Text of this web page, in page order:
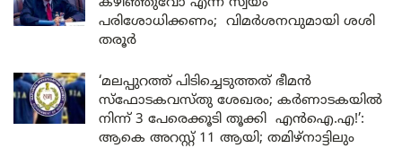
പരിശോധിക്കണം; വിമർശനവുമായി ശശി
തരൂർ
‘മലപ്പുറത്ത് പിടിച്ചെടുത്തത് ഭീമൻ
സ്ഫോടകവസ്തു ശേഖരം; കർണാടകയിൽ
നിന്ന് 3 പേരെക്കൂടി തൂക്കി എൻഐ.എ!’:
ആകെ അറസ്റ്റ് 11 ആയി; തമിഴ്‌നാട്ടിലും